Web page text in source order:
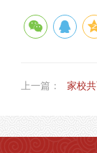
上一篇： 家校